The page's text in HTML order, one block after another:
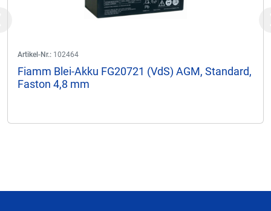
Artikel-Nr.: 102464
Fiamm Blei-Akku FG20721 (VdS) AGM, Standard,
Faston 4,8 mm